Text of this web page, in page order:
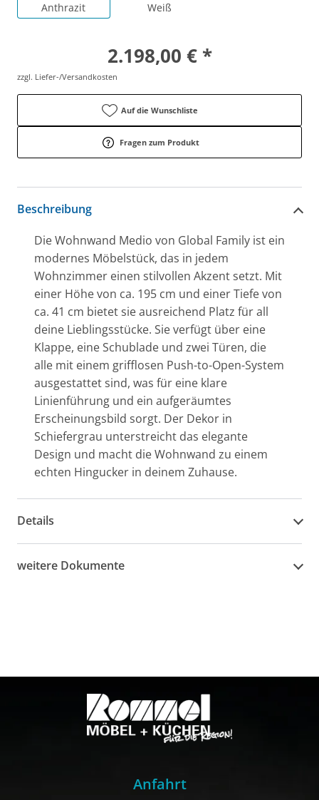
Anthrazit Weiß
2.198,00 € *
zzgl. Liefer-/Versandkosten
Auf die Wunschliste
Fragen zum Produkt
Beschreibung
Die Wohnwand Medio von Global Family ist ein
modernes Möbelstück, das in jedem
Wohnzimmer einen stilvollen Akzent setzt. Mit
einer Höhe von ca. 195 cm und einer Tiefe von
ca. 41 cm bietet sie ausreichend Platz für all
deine Lieblingsstücke. Sie verfügt über eine
Klappe, eine Schublade und zwei Türen, die
alle mit einem grifflosen Push-to-Open-System
ausgestattet sind, was für eine klare
Linienführung und ein aufgeräumtes
Erscheinungsbild sorgt. Der Dekor in
Schiefergrau unterstreicht das elegante
Design und macht die Wohnwand zu einem
echten Hingucker in deinem Zuhause.
Details
weitere Dokumente
Anfahrt